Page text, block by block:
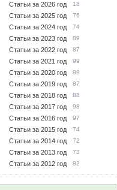
Статьи за 2026 год 18
Статьи за 2025 год 76
Статьи за 2024 год 74
Статьи за 2023 год 89
Статьи за 2022 год 87
Статьи за 2021 год 99
Статьи за 2020 год 89
Статьи за 2019 год 87
Статьи за 2018 год 88
Статьи за 2017 год 98
Статьи за 2016 год 97
Статьи за 2015 год 74
Статьи за 2014 год 72
Статьи за 2013 год 73
Статьи за 2012 год 82